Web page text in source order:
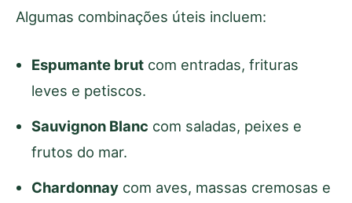
Algumas combinações úteis incluem:
Espumante brut com entradas, frituras
leves e petiscos.
Sauvignon Blanc com saladas, peixes e
frutos do mar.
Chardonnay com aves, massas cremosas e